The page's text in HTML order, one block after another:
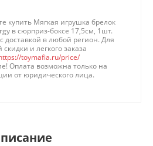
купить Мягкая игрушка брелок
в сюрприз-боксе 17,5см, 1шт.
доставкой в любой регион. Для
и легкого заказа
toymafia.ru/price/
Оплата возможна только на
от юридического лица.